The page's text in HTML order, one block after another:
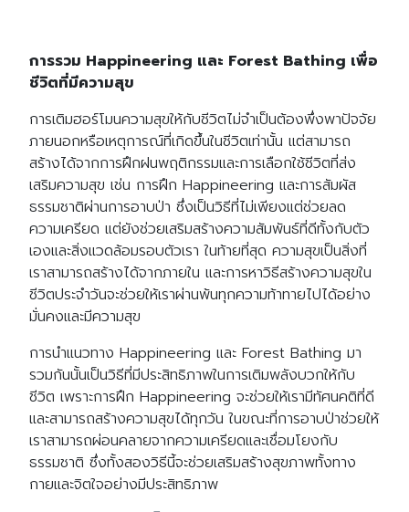
การรวม Happineering และ Forest Bathing เพื่อ
ชีวิตที่มีความสุข
การเติมฮอร์โมนความสุขให้กับชีวิตไม่จำเป็นต้องพึ่งพาปัจจัย
ภายนอกหรือเหตุการณ์ที่เกิดขึ้นในชีวิตเท่านั้น แต่สามารถ
สร้างได้จากการฝึกฝนพฤติกรรมและการเลือกใช้ชีวิตที่ส่ง
เสริมความสุข เช่น การฝึก Happineering และการสัมผัส
ธรรมชาติผ่านการอาบป่า ซึ่งเป็นวิธีที่ไม่เพียงแต่ช่วยลด
ความเครียด แต่ยังช่วยเสริมสร้างความสัมพันธ์ที่ดีทั้งกับตัว
เองและสิ่งแวดล้อมรอบตัวเรา ในท้ายที่สุด ความสุขเป็นสิ่งที่
เราสามารถสร้างได้จากภายใน และการหาวิธีสร้างความสุขใน
ชีวิตประจำวันจะช่วยให้เราผ่านพ้นทุกความท้าทายไปได้อย่าง
มั่นคงและมีความสุข
การนำแนวทาง Happineering และ Forest Bathing มา
รวมกันนั้นเป็นวิธีที่มีประสิทธิภาพในการเติมพลังบวกให้กับ
ชีวิต เพราะการฝึก Happineering จะช่วยให้เรามีทัศนคติที่ดี
และสามารถสร้างความสุขได้ทุกวัน ในขณะที่การอาบป่าช่วยให้
เราสามารถผ่อนคลายจากความเครียดและเชื่อมโยงกับ
ธรรมชาติ ซึ่งทั้งสองวิธีนี้จะช่วยเสริมสร้างสุขภาพทั้งทาง
กายและจิตใจอย่างมีประสิทธิภาพ